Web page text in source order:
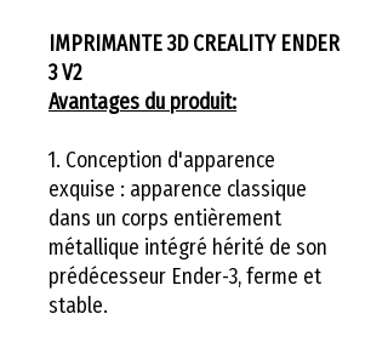
IMPRIMANTE 3D CREALITY ENDER
3 V2
Avantages du produit:
1. Conception d'apparence
exquise : apparence classique
dans un corps entièrement
métallique intégré hérité de son
prédécesseur Ender-3, ferme et
stable.